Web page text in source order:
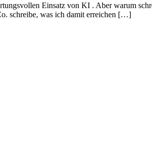
Einsatz von KI . Aber warum
schreibe, was ich damit erreichen […]